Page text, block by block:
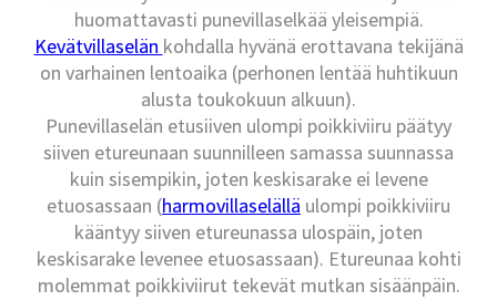
huomattavasti punevillaselkää yleisempiä.
Kevätvillaselän kohdalla hyvänä erottavana tekijänä
on varhainen lentoaika (perhonen lentää huhtikuun
alusta toukokuun alkuun).
Punevillaselän etusiiven ulompi poikkiviiru päätyy
siiven etureunaan suunnilleen samassa suunnassa
kuin sisempikin, joten keskisarake ei levene
etuosassaan (harmovillaselällä ulompi poikkiviiru
kääntyy siiven etureunassa ulospäin, joten
keskisarake levenee etuosassaan). Etureunaa kohti
molemmat poikkiviirut tekevät mutkan sisäänpäin.